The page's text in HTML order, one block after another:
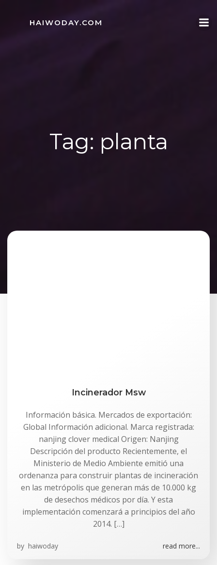
HAIWODAY.COM
Tag: planta
Incinerador Msw
Información básica. Mercados de exportación:
Global Información adicional. Marca registrada:
nanjing clover medical Origen: Nanjing
Descripción del producto Recientemente, el
Ministerio de Medio Ambiente emitió una
ordenanza para construir plantas de incineración
en las metrópolis que generan más de 10.000 kg
de desechos médicos por día. Y esta
implementación comenzará a principios del año
2014. […]
by haiwoday read more...